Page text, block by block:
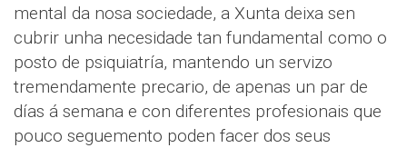
mental da nosa sociedade, a Xunta deixa sen
cubrir unha necesidade tan fundamental como o
posto de psiquiatría, mantendo un servizo
tremendamente precario, de apenas un par de
días á semana e con diferentes profesionais que
pouco seguemento poden facer dos seus